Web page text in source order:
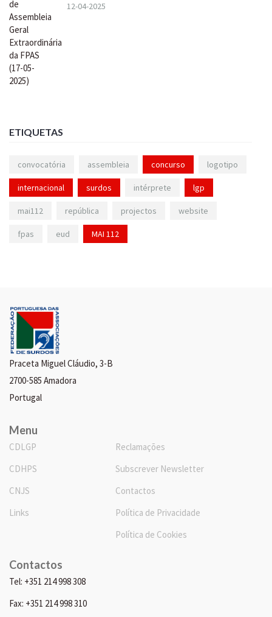
12-04-2025
ETIQUETAS
convocatória assembleia concurso logotipo
internacional surdos intérprete lgp
mai112 república projectos website
fpas eud MAI 112
Praceta Miguel Cláudio, 3-B
2700-585 Amadora
Portugal
Menu
CDLGP
CDHPS
CNJS
Links
Reclamações
Subscrever Newsletter
Contactos
Política de Privacidade
Política de Cookies
Contactos
Tel: +351 214 998 308
Fax: +351 214 998 310